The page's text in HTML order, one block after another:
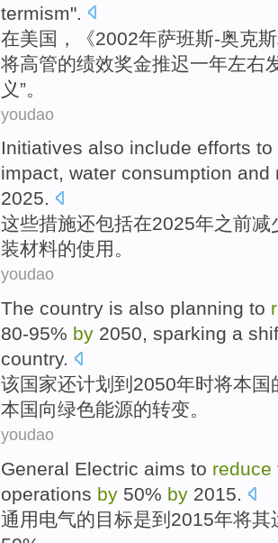
termism".
在美国 ，《2002年萨班斯-奥克斯
将高管的绩效奖金推迟一年左右
义”。
youdao
Initiatives also include efforts to
impact, water consumption and
2025.
这些措施还包括在2025年之前减
装材料的使用 。
youdao
The country is also planning to
80-95% by 2050, sparking a
country.
该国家还计划 到 2050年时将本国
本国向绿色能源的转变。
youdao
General Electric aims to reduce
operations by 50% by 2015.
通用电气的目标是到 2015年将其